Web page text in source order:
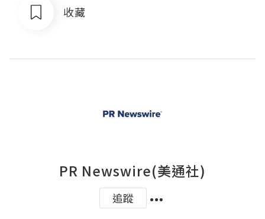
收藏
PR Newswire(美通社)
追蹤